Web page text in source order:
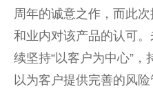
周年的诚意之作，而此
和业内对该产品的认可
续坚持“以客户为中心”，
以为客户提供完善的风险